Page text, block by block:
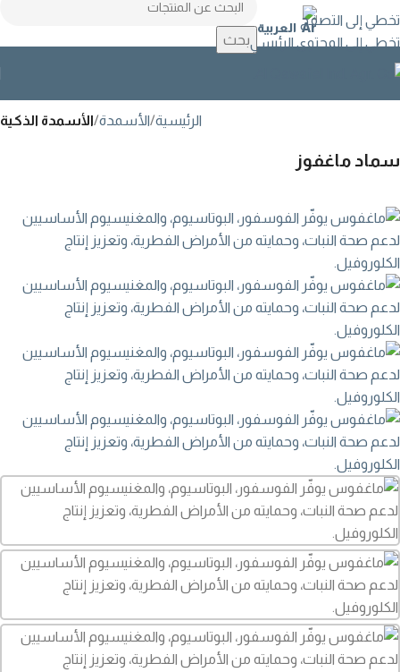
تخطي إلى التصفح
تخطي إلى المحتوى الرئيسي
العربية
بحث
الرئيسية الأسمدة الأسمدة الذكية
سماد ماغفوز